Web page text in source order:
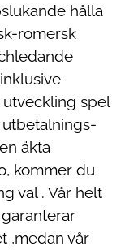
hålla
romersk
utveckling spel
äkta
kommer du
val . Vår helt
,medan vår